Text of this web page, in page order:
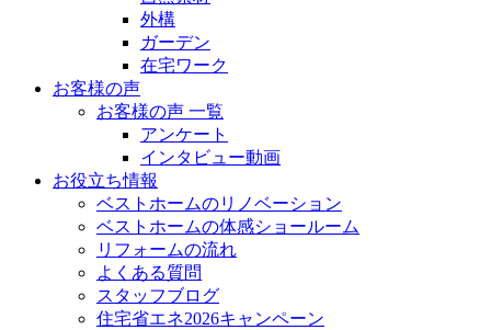
外構
ガーデン
在宅ワーク
お客様の声
お客様の声 一覧
アンケート
インタビュー動画
お役立ち情報
ベストホームのリノベーション
ベストホームの体感ショールーム
リフォームの流れ
よくある質問
スタッフブログ
住宅省エネ2026キャンペーン